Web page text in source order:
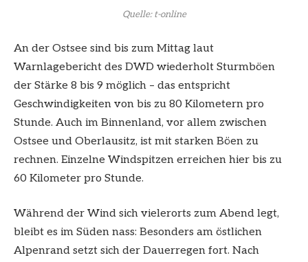
Quelle: t-online
An der Ostsee sind bis zum Mittag laut
Warnlagebericht des DWD wiederholt Sturmböen
der Stärke 8 bis 9 möglich – das entspricht
Geschwindigkeiten von bis zu 80 Kilometern pro
Stunde. Auch im Binnenland, vor allem zwischen
Ostsee und Oberlausitz, ist mit starken Böen zu
rechnen. Einzelne Windspitzen erreichen hier bis zu
60 Kilometer pro Stunde.
Während der Wind sich vielerorts zum Abend legt,
bleibt es im Süden nass: Besonders am östlichen
Alpenrand setzt sich der Dauerregen fort. Nach